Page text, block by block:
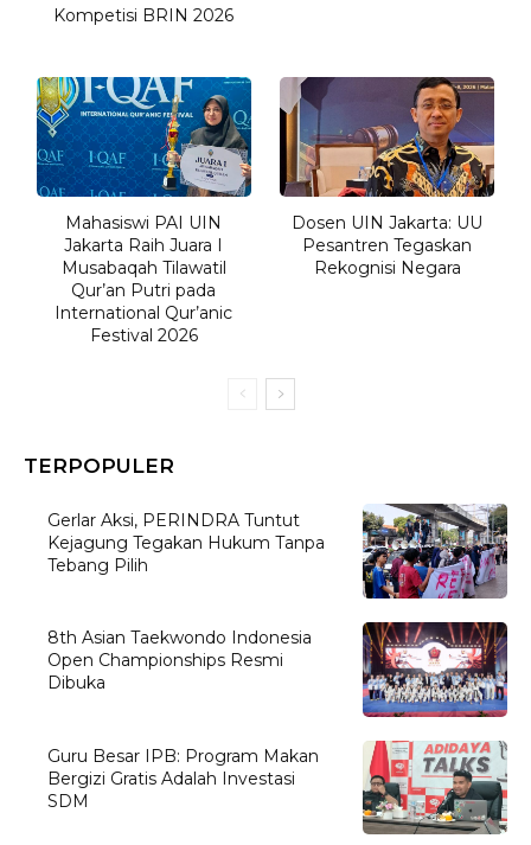
Kompetisi BRIN 2026
Mahasiswi PAI UIN
Jakarta Raih Juara I
Musabaqah Tilawatil
Qur’an Putri pada
International Qur’anic
Festival 2026
Dosen UIN Jakarta: UU
Pesantren Tegaskan
Rekognisi Negara
TERPOPULER
Gerlar Aksi, PERINDRA Tuntut
Kejagung Tegakan Hukum Tanpa
Tebang Pilih
8th Asian Taekwondo Indonesia
Open Championships Resmi
Dibuka
Guru Besar IPB: Program Makan
Bergizi Gratis Adalah Investasi
SDM